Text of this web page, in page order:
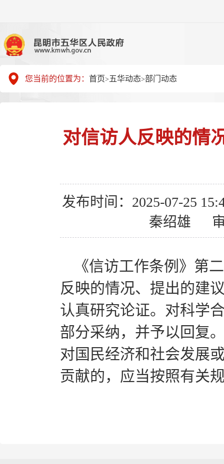
您当前的位置为： 首页> 五华动态>部门动态
对信访人反映的情
发布时间：2025-07-25
秦绍雄
《信访工作条例》第
反映的情况、提出的建
认真研究论证。对科学
部分采纳，并予以回复
对国民经济和社会发展
贡献的，应当按照有关